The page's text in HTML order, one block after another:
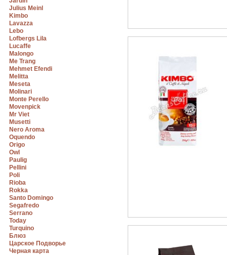
Julius Meinl
Kimbo
Lavazza
Lebo
Lofbergs Lila
Lucaffe
Malongo
Me Trang
Mehmet Efendi
Melitta
Meseta
Molinari
Monte Perello
Movenpick
Mr Viet
Musetti
Nero Aroma
Oquendo
Origo
Owl
Paulig
Pellini
Poli
Rioba
Rokka
Santo Domingo
Segafredo
Serrano
Today
Turquino
Блюз
Царское Подворье
Черная карта